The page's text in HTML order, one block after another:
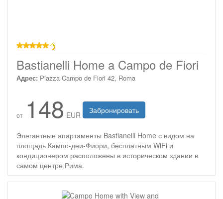
Bastianelli Home a Campo de Fiori
Адрес: Piazza Campo de Fiori 42, Roma
от 148 EUR Забронировать
Элегантные апартаменты Bastianelli Home с видом на
площадь Кампо-деи-Фиори, бесплатным WiFi и
кондиционером расположены в историческом здании в
самом центре Рима.